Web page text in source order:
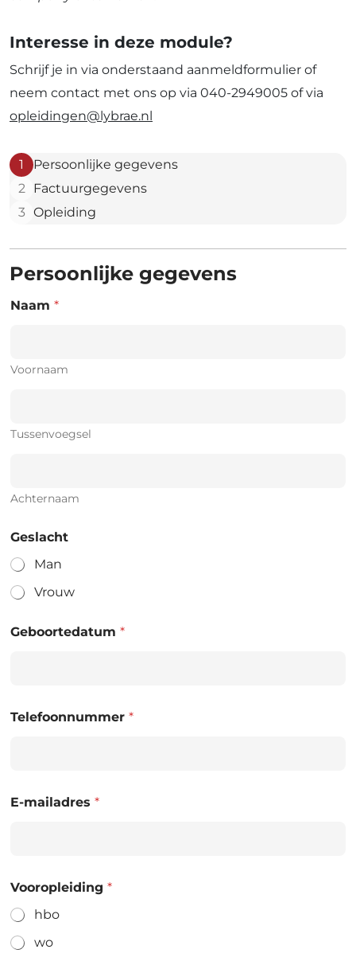
Interesse in deze module?
Schrijf je in via onderstaand aanmeldformulier of
neem contact met ons op via 040-2949005 of via
opleidingen@lybrae.nl
1
Persoonlijke gegevens
2
Factuurgegevens
3 Opleiding
Persoonlijke gegevens
Naam *
Voornaam
Tussenvoegsel
Achternaam
Geslacht
Man
Vrouw
Geboortedatum *
Telefoonnummer *
E-mailadres *
Vooropleiding *
hbo
wo